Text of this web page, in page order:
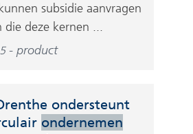
subsidie aanvragen
die deze kernen ...
product
ondersteunt
ondernemen